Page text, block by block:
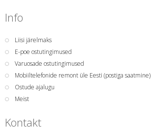
Info
Liisi järelmaks
E-poe ostutingimused
Varuosade ostutingimused
Mobiiltelefonide remont üle Eesti (postiga saatmine)
Ostude ajalugu
Meist
Kontakt